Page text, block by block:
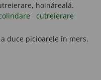
hoinăreală.
cutreierare
duce picioarele în mers.